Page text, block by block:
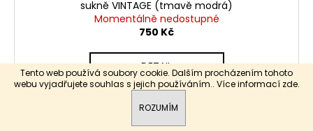
Tento web používá soubory cookie. Dalším procházením tohoto
webu vyjadřujete souhlas s jejich používáním.. Více informací zde.
ROZUMÍM
sukně VINTAGE (tmavě modrá)
Momentálně nedostupné
750 Kč
DETAIL